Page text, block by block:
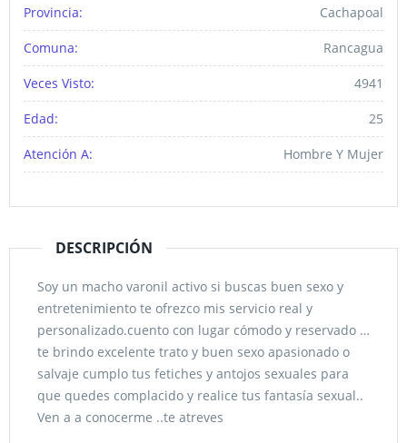
Provincia: Cachapoal
Comuna: Rancagua
Veces Visto: 4941
Edad: 25
Atención A: Hombre Y Mujer
DESCRIPCIÓN
Soy un macho varonil activo si buscas buen sexo y
entretenimiento te ofrezco mis servicio real y
personalizado.cuento con lugar cómodo y reservado …
te brindo excelente trato y buen sexo apasionado o
salvaje cumplo tus fetiches y antojos sexuales para
que quedes complacido y realice tus fantasía sexual..
Ven a a conocerme ..te atreves